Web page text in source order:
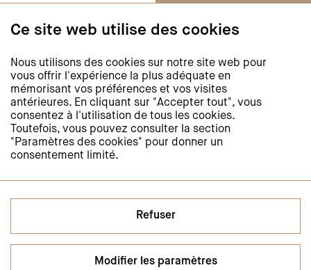
Ce site web utilise des cookies
Nous utilisons des cookies sur notre site web pour
vous offrir l'expérience la plus adéquate en
mémorisant vos préférences et vos visites
antérieures. En cliquant sur "Accepter tout", vous
consentez à l'utilisation de tous les cookies.
Toutefois, vous pouvez consulter la section
"Paramètres des cookies" pour donner un
consentement limité.
Refuser
Modifier les paramètres
Fax +41 43 268 39 09
Newsletter
Restez informés et
abonnez-vous à notre newsletter
S'abonner à la newsletter
Médias sociaux